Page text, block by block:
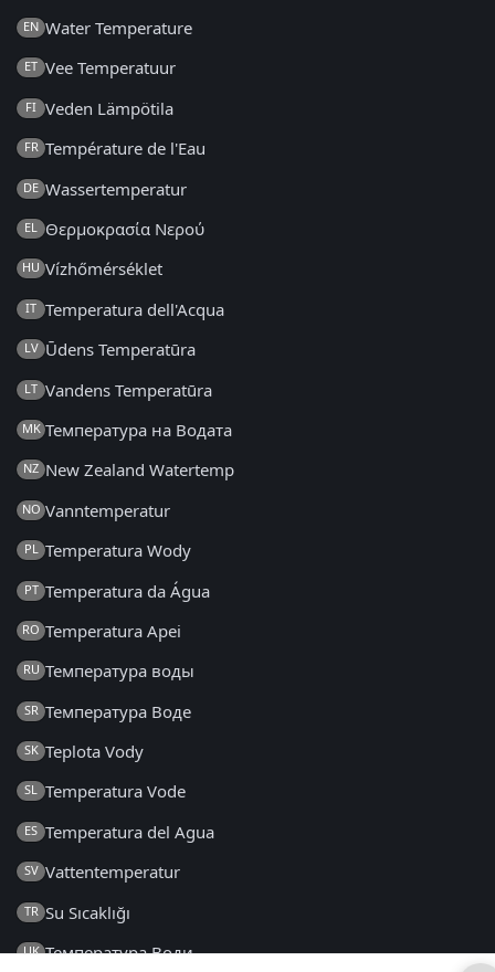
EN Water Temperature
ET Vee Temperatuur
FI Veden Lämpötila
FR Température de l'Eau
DE Wassertemperatur
EL Θερμοκρασία Νερού
HU Vízhőmérséklet
IT Temperatura dell'Acqua
LV Ūdens Temperatūra
LT Vandens Temperatūra
MK Температура на Водата
NZ New Zealand Watertemp
NO Vanntemperatur
PL Temperatura Wody
PT Temperatura da Água
RO Temperatura Apei
RU Температура воды
SR Температура Воде
SK Teplota Vody
SL Temperatura Vode
ES Temperatura del Agua
SV Vattentemperatur
TR Su Sıcaklığı
UK Температура Води